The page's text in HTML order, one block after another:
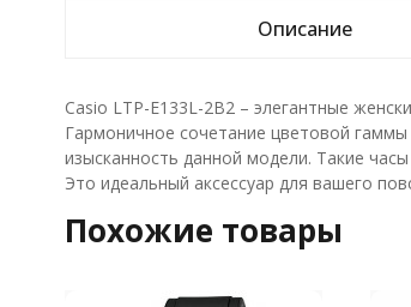
Описание
Casio LTP-E133L-2B2 – элегантные
Гармоничное сочетание цветовой
изысканность данной модели. Такие
Это идеальный аксессуар для вашего
Похожие товары